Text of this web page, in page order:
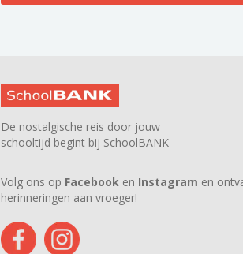
De nostalgische reis door jouw
schooltijd begint bij SchoolBANK
Volg ons op Facebook en Instagram en
herinneringen aan vroeger!